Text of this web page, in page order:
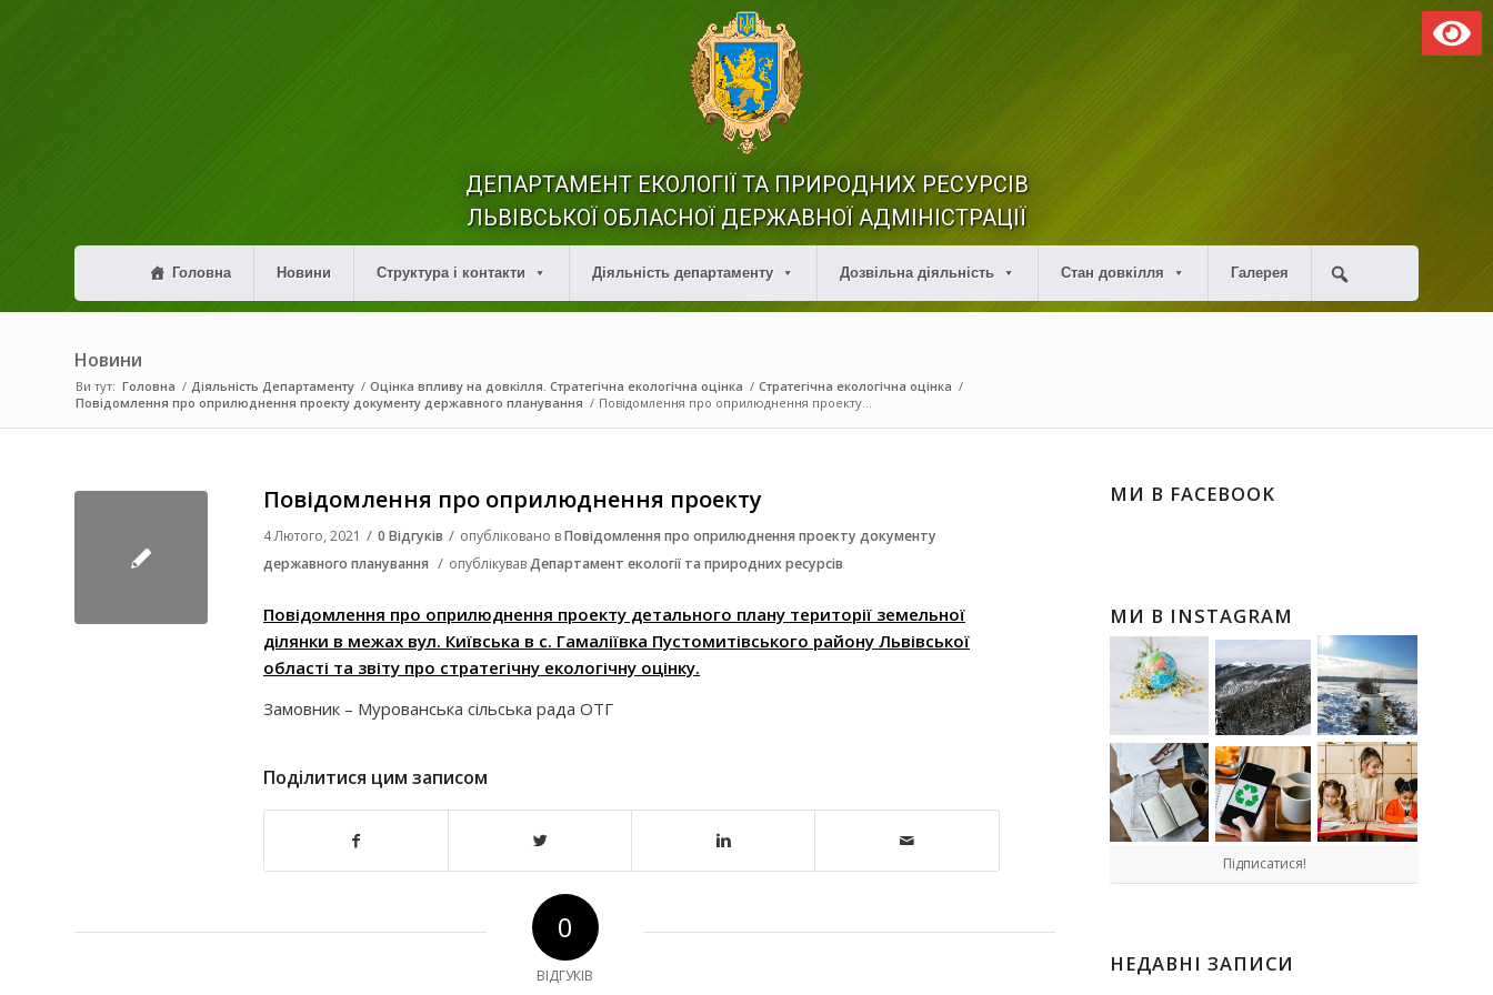
ДЕПАРТАМЕНТ ЕКОЛОГІЇ ТА ПРИРОДНИХ РЕСУРСІВ
ЛЬВІВСЬКОЇ ОБЛАСНОЇ ДЕРЖАВНОЇ АДМІНІСТРАЦІЇ
Головна Новини Структура і контакти Діяльність департаменту Дозвільна діяльність Стан довкілля Галерея
Новини
Ви тут: Головна / Діяльність Департаменту / Оцінка впливу на довкілля. Стратегічна екологічна оцінка / Стратегічна екологічна оцінка /
Повідомлення про оприлюднення проекту документу державного планування / Повідомлення про оприлюднення проекту...
Повідомлення про оприлюднення проекту
4 Лютого, 2021 / 0 Відгуків / опубліковано вПовідомлення про оприлюднення проекту документу
державного планування / опублікувавДепартамент екології та природних ресурсів
Повідомлення про оприлюднення проекту детального плану території земельної
ділянки в межах вул. Київська в с. Гамаліївка Пустомитівського району Львівської
області та звіту про стратегічну екологічну оцінку.
Замовник – Мурованська сільська рада ОТГ
Поділитися цим записом
0
ВІДГУКІВ
МИ В FACEBOOK
МИ В INSTAGRAM
Підписатися!
НЕДАВНІ ЗАПИСИ